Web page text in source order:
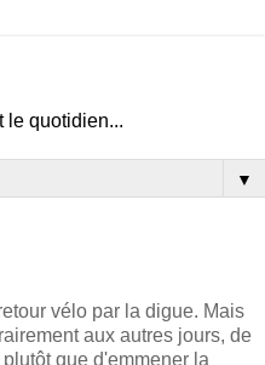
le quotidien...
▼
vélo par la digue. Mais
aux autres jours, de
que d'emmener la